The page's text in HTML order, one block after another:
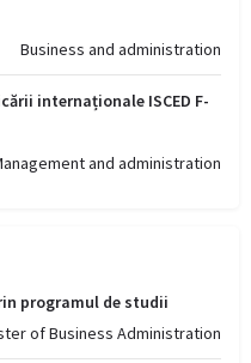
Business and administration
internaționale ISCED F-
and administration
programul de studii
of Business Administration